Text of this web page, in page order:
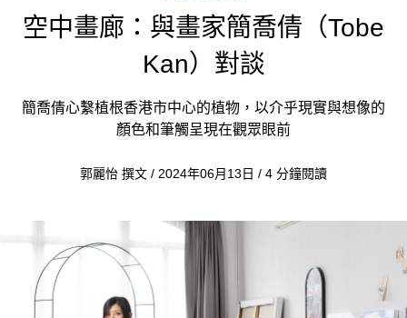
空中畫廊：與畫家簡喬倩（Tobe
Kan）對談
簡喬倩心繫植根香港市中心的植物，以介乎現實與想像的
顏色和筆觸呈現在觀眾眼前
郭麗怡 撰文 / 2024年06月13日 / 4 分鐘閱讀